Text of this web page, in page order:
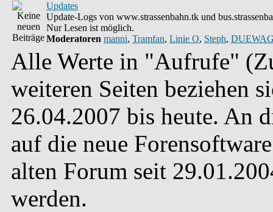
Updates
Update-Logs von www.strassenbahn.tk und
Nur Lesen ist möglich.
Moderatoren manni, Tramfan, Linie O, Steph,
Alle Werte in "Aufrufe"
weiteren Seiten beziehen
26.04.2007 bis heute. An
auf die neue
alten Forum seit
werden.